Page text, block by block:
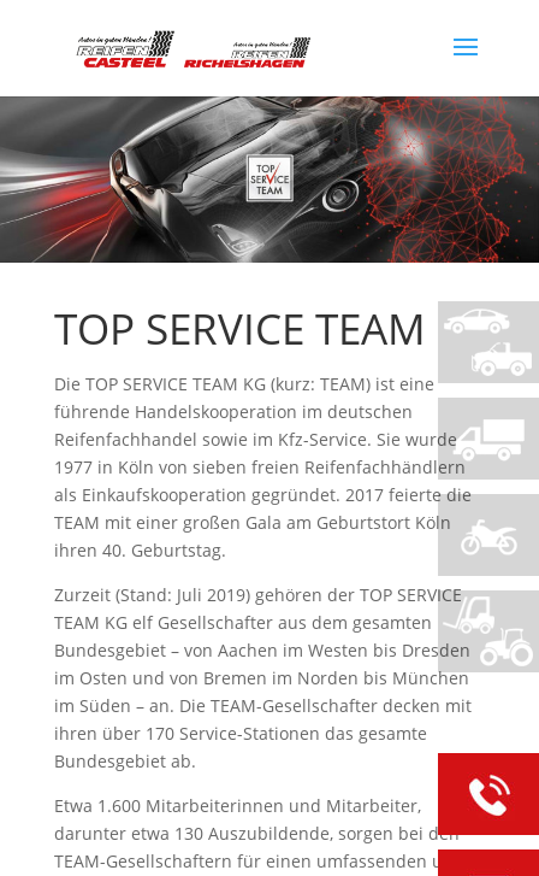
TOP SERVICE TEAM
Die TOP SERVICE TEAM KG (kurz: TEAM) ist eine
führende Handelskooperation im deutschen
Reifenfachhandel sowie im Kfz-Service. Sie wurde
1977 in Köln von sieben freien Reifenfachhändlern
als Einkaufskooperation gegründet. 2017 feierte die
TEAM mit einer großen Gala am Geburtstort Köln
ihren 40. Geburtstag.
Zurzeit (Stand: Juli 2019) gehören der TOP SERVICE
TEAM KG elf Gesellschafter aus dem gesamten
Bundesgebiet – von Aachen im Westen bis Dresden
im Osten und von Bremen im Norden bis München
im Süden – an. Die TEAM-Gesellschafter decken mit
ihren über 170 Service-Stationen das gesamte
Bundesgebiet ab.
Etwa 1.600 Mitarbeiterinnen und Mitarbeiter,
darunter etwa 130 Auszubildende, sorgen bei den
TEAM-Gesellschaftern für einen umfassenden und